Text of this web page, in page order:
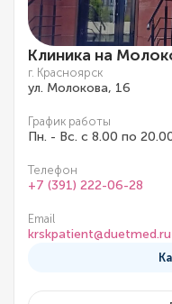
Клиника на
г. Красноярск
ул. Молокова, 16
График работы
Пн. - Вс. с 8.00 по
Телефон
+7 (391) 222-06-28
Email
krskpatient@duetmed.ru